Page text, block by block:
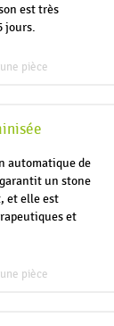
est très
jours.
une pièce
automatique de
un stone
et elle est
et
une pièce